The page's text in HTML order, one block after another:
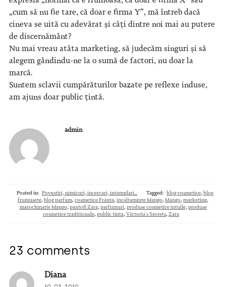
„cum să nu fie tare, că doar e firma Y”, mă întreb dacă
cineva se uită cu adevărat și câți dintre noi mai au putere
de discernământ?
Nu mai vreau atâta marketing, să judecăm singuri și să
alegem gândindu-ne la o sumă de factori, nu doar la
marcă.
Suntem sclavii cumpărăturilor bazate pe reflexe induse,
am ajuns doar public țintă.
admin
Posted in: Povestiri, nimicuri, incercari, intamplari... Tagged: blog cosmetice, blog
frumusete, blog parfum, cosmetice Franta, incaltaminte Mango, Mango, marketing,
marochinarie Mango, pantofi Zara, parfumuri, produse cosmetice intuile, produse
cosmetice traditionale, public tinta, Victoria's Secrets, Zara
23 comments
Diana